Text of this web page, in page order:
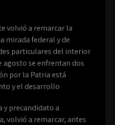
volvió a remarcar la
mirada federal y de
particulares del interior
agosto se enfrentan dos
por la Patria está
y el desarrollo
y precandidato a
volvió a remarcar, antes